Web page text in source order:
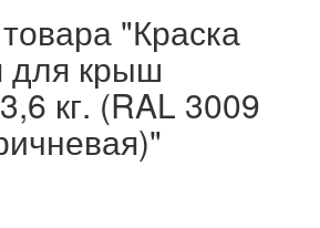
"Краска
для крыш
кг. (RAL 3009